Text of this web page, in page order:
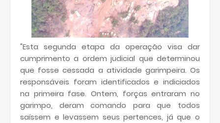
"Esta segunda etapa da operação visa dar
cumprimento a ordem judicial que determinou
que fosse cessada a atividade garimpeira. Os
responsáveis foram identificados e indiciados
na primeira fase. Ontem, forças entraram no
garimpo, deram comando para que todos
saíssem e levassem seus pertences, já que o